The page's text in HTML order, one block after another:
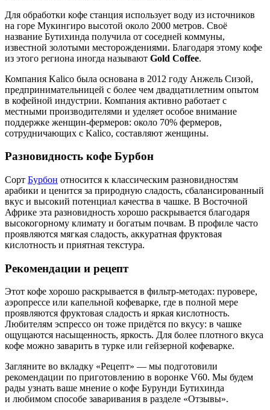
Для обработки кофе станция использует воду из источников
на горе Мукингиро высотой около 2000 метров. Своё
название Бутихинда получила от соседней коммуны,
известной золотыми месторождениями. Благодаря этому кофе
из этого региона иногда называют Gold Coffee.
Компания Kalico была основана в 2012 году Анжель Сизой,
предпринимательницей с более чем двадцатилетним опытом
в кофейной индустрии. Компания активно работает с
местными производителями и уделяет особое внимание
поддержке женщин-фермеров: около 70% фермеров,
сотрудничающих с Kalico, составляют женщины.
Разновидность кофе Бурбон
Сорт Бурбон относится к классическим разновидностям
арабики и ценится за природную сладость, сбалансированный
вкус и высокий потенциал качества в чашке. В Восточной
Африке эта разновидность хорошо раскрывается благодаря
высокогорному климату и богатым почвам. В профиле часто
проявляются мягкая сладость, аккуратная фруктовая
кислотность и приятная текстура.
Рекомендации и рецепт
Этот кофе хорошо раскрывается в фильтр-методах: пуровере,
аэропрессе или капельной кофеварке, где в полной мере
проявляются фруктовая сладость и яркая кислотность.
Любителям эспрессо он тоже придётся по вкусу: в чашке
ощущаются насыщенность, яркость. Для более плотного вкуса
кофе можно заварить в турке или гейзерной кофеварке.
Загляните во вкладку «Рецепт» — мы подготовили
рекомендации по приготовлению в воронке V60. Мы будем
рады узнать ваше мнение о кофе Бурунди Бутихинда
и любимом способе заваривания в разделе «Отзывы».